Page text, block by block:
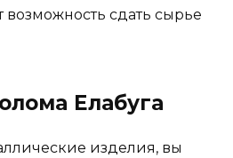
возможность сдать сырье
Елабуга
изделия, вы